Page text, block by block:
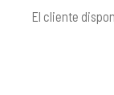
El cliente